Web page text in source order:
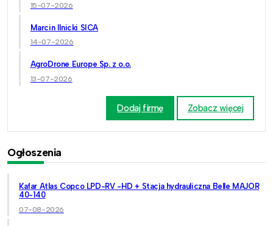
15-07-2026
Marcin Ilnicki SICA
14-07-2026
AgroDrone Europe Sp. z o.o.
13-07-2026
Dodaj firmę Zobacz więcej
Ogłoszenia
Kafar Atlas Copco LPD-RV -HD + Stacja hydrauliczna Belle MAJOR
40-140
07-08-2026